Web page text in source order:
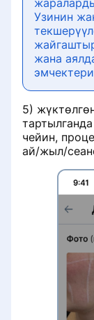
Узинин
жана
5)
чейин,
ай/жыл/